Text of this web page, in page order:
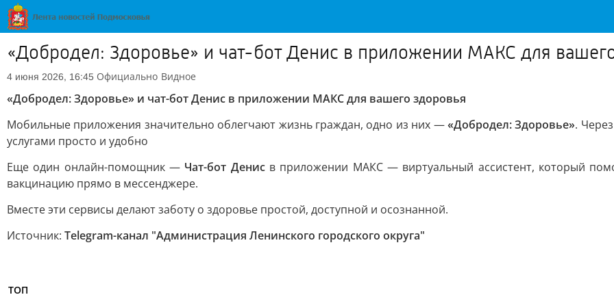
«Добродел: Здоровье» и чат-бот Денис в приложении МАКС для
4 июня 2026, 16:45 Официально Видное
«Добродел: Здоровье» и чат-бот Денис в приложении МАКС для вашего здоровья
Мобильные приложения значительно облегчают жизнь граждан, одно из них —«Добродел: Здоровье».
услугами просто и удобно
Еще один онлайн-помощник — Чат-бот Денис в приложении МАКС — виртуальный ассистент, который
вакцинацию прямо в мессенджере.
Вместе эти сервисы делают заботу о здоровье простой, доступной и осознанной.
Источник: Telegram-канал "Администрация Ленинского городского округа"
ТОП